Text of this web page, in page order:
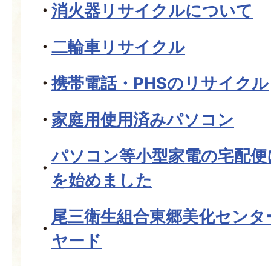
消火器リサイクルについて
二輪車リサイクル
携帯電話・PHSのリサイクル
家庭用使用済みパソコン
パソコン等小型家電の宅配
を始めました
尾三衛生組合東郷美化セン
ヤード